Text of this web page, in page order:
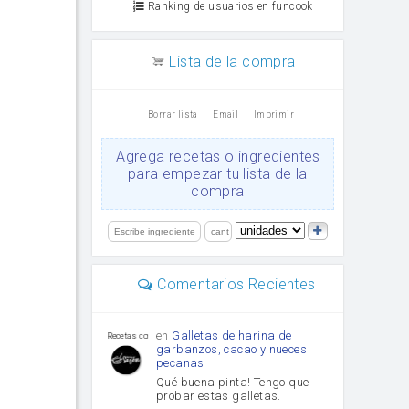
Ranking de usuarios en funcook
Lista de la compra
Borrar lista Email Imprimir
Agrega recetas o ingredientes
para empezar tu lista de la
compra
Comentarios Recientes
Recetas con sazon
en Galletas de harina de
garbanzos, cacao y nueces
pecanas
Qué buena pinta! Tengo que
probar estas galletas.